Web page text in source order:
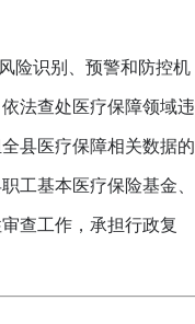
险识别、预警和防控机
法查处医疗保障领域违
县医疗保障相关数据的
工基本医疗保险基金、
查工作，承担行政复